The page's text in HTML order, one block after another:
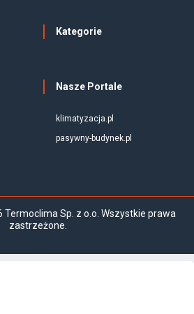
Kategorie
Nasze Portale
klimatyzacja.pl
pasywny-budynek.pl
Sp. z o.o. Wszystkie prawa
zastrzeżone.